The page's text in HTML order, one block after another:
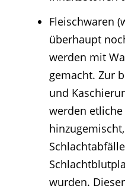
Fleischwaren
überhaupt
werden mit
gemacht. Zur
und
werden
wurden.